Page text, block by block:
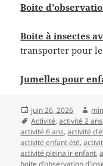
Boite
Boite à insectes
transporter pour
Jumelles pour
Publié
le
juin 26, 2026
Mots-
clés
Activité,activité 2 ans
activité 6 ans,activité
activité enfant été,
activité pleina ir enfant,